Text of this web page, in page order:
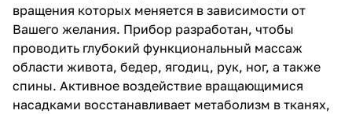
вращения которых меняется в зависимости от
Вашего желания. Прибор разработан, чтобы
проводить глубокий функциональный массаж
области живота, бедер, ягодиц, рук, ног, а также
спины. Активное воздействие вращающимися
насадками восстанавливает метаболизм в тканях,